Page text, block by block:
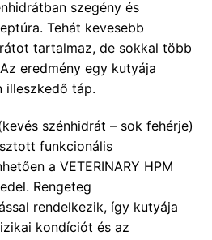
szegény és
Tehát kevesebb
tartalmaz, de sokkal több
eredmény egy kutyája
illeszkedő táp.
szénhidrát – sok fehérje)
funkcionális
a VETERINARY HPM
Rengeteg
rendelkezik, így kutyája
kondíciót és az